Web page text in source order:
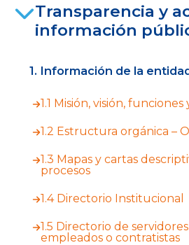
Transparencia y
información
1. Información de la
1.1 Misión, visión,
1.2 Estructura orgánica –
1.3 Mapas y cartas
procesos
1.4 Directorio Institucional
1.5 Directorio de
empleados o contratistas